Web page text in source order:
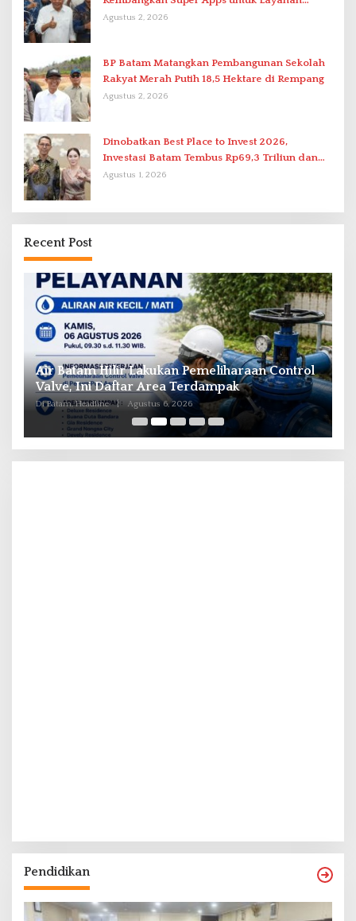
Terpadu
Agustus 2, 2026
BP Batam Matangkan Pembangunan Sekolah
Rakyat Merah Putih 18,5 Hektare di Rempang
Agustus 2, 2026
Dinobatkan Best Place to Invest 2026,
Investasi Batam Tembus Rp69,3 Triliun dan
Ekonomi Tumbuh 6,76 Persen
Agustus 1, 2026
Recent Post
Air Batam Hilir Lakukan Pemeliharaan Control
Valve, Ini Daftar Area Terdampak
Di Batam, Headline | Agustus 6, 2026
Pendidikan